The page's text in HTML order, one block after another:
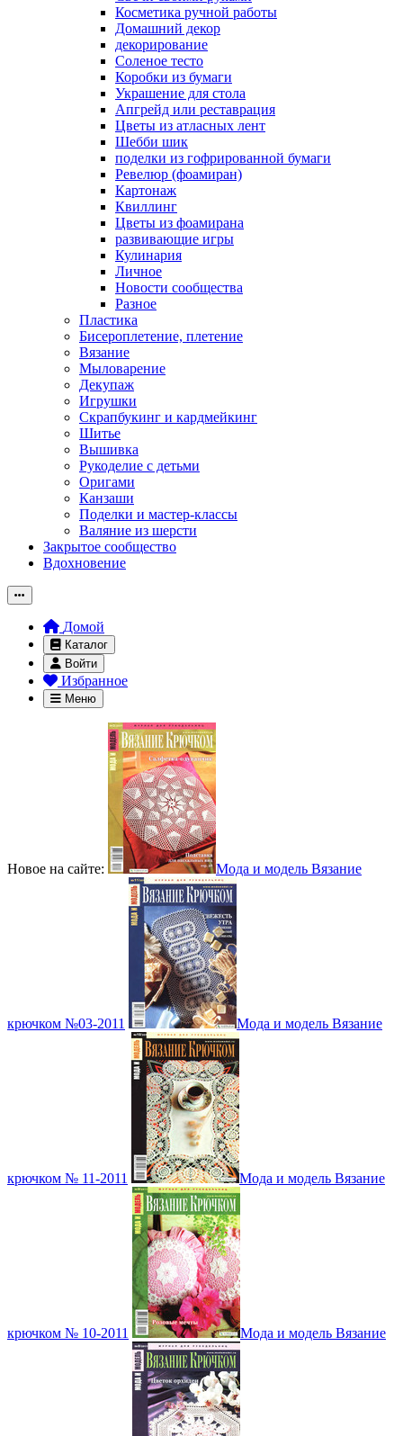
Косметика ручной работы
Домашний декор
декорирование
Соленое тесто
Коробки из бумаги
Украшение для стола
Апгрейд или реставрация
Цветы из атласных лент
Шебби шик
поделки из гофрированной бумаги
Ревелюр (фоамиран)
Картонаж
Квиллинг
Цветы из фоамирана
развивающие игры
Кулинария
Личное
Новости сообщества
Разное
Пластика
Бисероплетение, плетение
Вязание
Мыловарение
Декупаж
Игрушки
Скрапбукинг и кардмейкинг
Шитье
Вышивка
Рукоделие с детьми
Оригами
Канзаши
Поделки и мастер-классы
Валяние из шерсти
Закрытое сообщество
Вдохновение
Домой
Каталог
Войти
Избранное
Меню
Новое на сайте: Мода и модель Вязание
крючком №03-2011 Мода и модель Вязание
крючком № 11-2011 Мода и модель Вязание
крючком № 10-2011 Мода и модель Вязание